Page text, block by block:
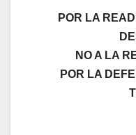
POR LA
NO A LA
POR LA